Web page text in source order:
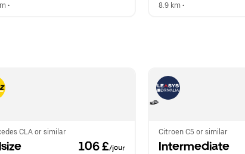
•
8.9 km •
CLA or similar
106 £/jour
Citroen C5 or similar
Intermediate